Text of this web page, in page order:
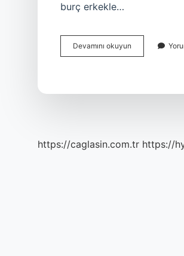
burç erkekle…
Devamını okuyun
Burcu
https://caglasin.com.tr https://